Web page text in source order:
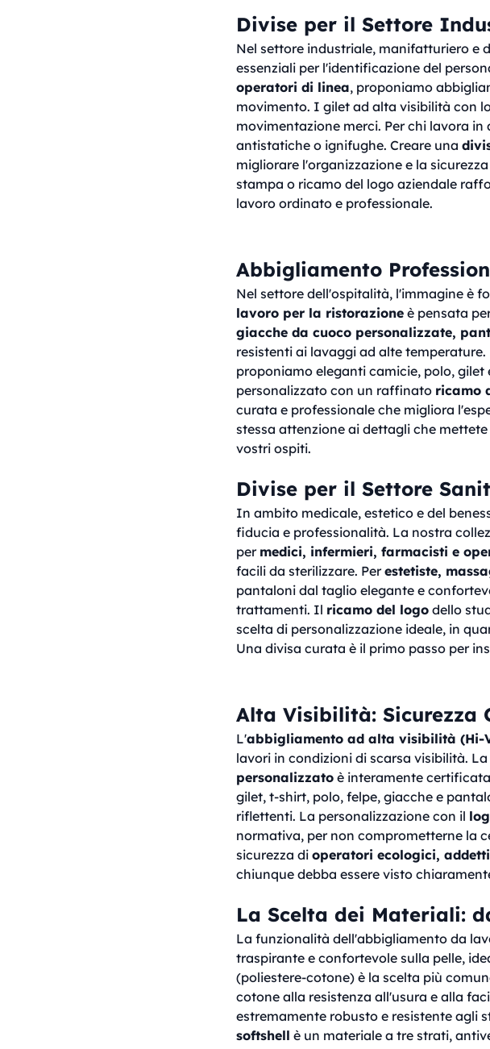
Divise per il Settore
Nel settore industriale, manifatturiero e
essenziali per l'identificazione del
operatori di linea, proponiamo
movimento. I gilet ad alta visibilità con
movimentazione merci. Per chi lavora
antistatiche o ignifughe. Creare una
migliorare l'organizzazione e la
stampa o ricamo del logo aziendale
lavoro ordinato e professionale.
Abbigliamento
Nel settore dell'ospitalità, l'immagine è
lavoro per la ristorazioneè pensata
giacche da cuoco personalizzate,
resistenti ai lavaggi ad alte temperature.
proponiamo eleganti camicie, polo, gilet
personalizzato con un raffinato ricamo
curata e professionale che migliora
stessa attenzione ai dettagli che
vostri ospiti.
Divise per il Settore
In ambito medicale, estetico e del
fiducia e professionalità. La nostra
per medici, infermieri, farmacisti e
facili da sterilizzare. Perestetiste,
pantaloni dal taglio elegante e
trattamenti. Il ricamo del logodello
scelta di personalizzazione ideale, in
Una divisa curata è il primo passo per
Alta Visibilità:
L'abbigliamento ad alta visibilità (Hi-
lavori in condizioni di scarsa visibilità.
personalizzatoè interamente
gilet, t-shirt, polo, felpe, giacche e
riflettenti. La personalizzazione con il
normativa, per non comprometterne la
sicurezza di operatori ecologici,
chiunque debba essere visto
La Scelta dei Materiali:
La funzionalità dell'abbigliamento da
traspirante e confortevole sulla pelle,
(poliestere-cotone) è la scelta più
cotone alla resistenza all'usura e alla
estremamente robusto e resistente agli
softshell è un materiale a tre strati,